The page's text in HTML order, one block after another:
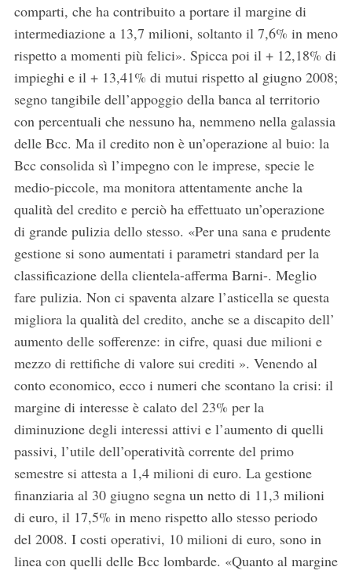
comparti, che ha contribuito a portare il margine di
intermediazione a 13,7 milioni, soltanto il 7,6% in meno
rispetto a momenti più felici». Spicca poi il + 12,18% di
impieghi e il + 13,41% di mutui rispetto al giugno 2008;
segno tangibile dell’appoggio della banca al territorio
con percentuali che nessuno ha, nemmeno nella galassia
delle Bcc. Ma il credito non è un’operazione al buio: la
Bcc consolida sì l’impegno con le imprese, specie le
medio-piccole, ma monitora attentamente anche la
qualità del credito e perciò ha effettuato un’operazione
di grande pulizia dello stesso. «Per una sana e prudente
gestione si sono aumentati i parametri standard per la
classificazione della clientela-afferma Barni-. Meglio
fare pulizia. Non ci spaventa alzare l’asticella se questa
migliora la qualità del credito, anche se a discapito dell’
aumento delle sofferenze: in cifre, quasi due milioni e
mezzo di rettifiche di valore sui crediti ». Venendo al
conto economico, ecco i numeri che scontano la crisi: il
margine di interesse è calato del 23% per la
diminuzione degli interessi attivi e l’aumento di quelli
passivi, l’utile dell’operatività corrente del primo
semestre si attesta a 1,4 milioni di euro. La gestione
finanziaria al 30 giugno segna un netto di 11,3 milioni
di euro, il 17,5% in meno rispetto allo stesso periodo
del 2008. I costi operativi, 10 milioni di euro, sono in
linea con quelli delle Bcc lombarde. «Quanto al margine